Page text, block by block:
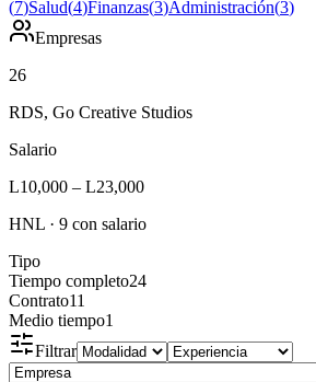
(7)Salud(4)Finanzas(3)Administración(3)
Empresas
26
RDS, Go Creative Studios
Salario
L10,000 – L23,000
HNL · 9 con salario
Tipo
Tiempo completo24
Contrato11
Medio tiempo1
Filtrar